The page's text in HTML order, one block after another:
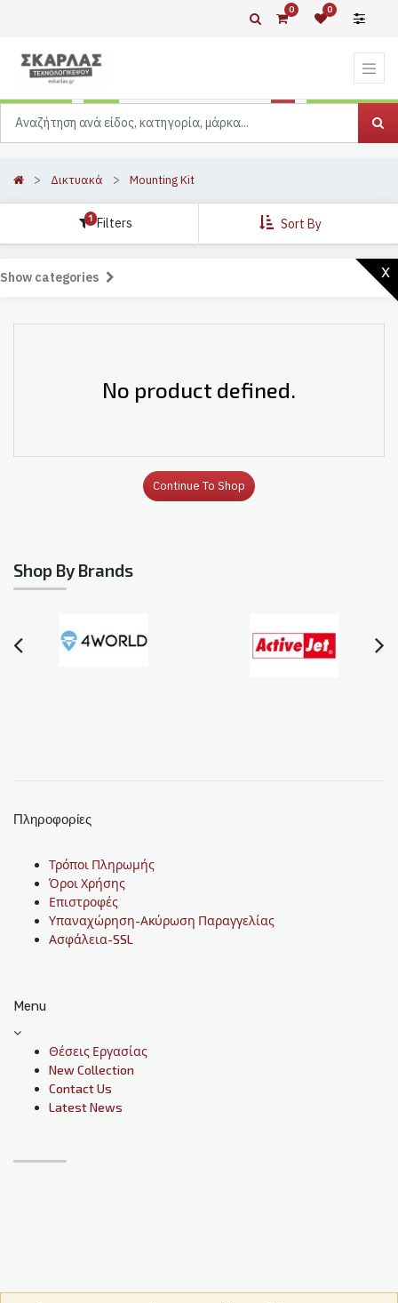
0 0
Δικτυακά Mounting Kit
1 Filters Sort By
x
Show categories
No product defined.
Continue To Shop
Shop By Brands
Πληροφορίες
Τρόποι Πληρωμής
Όροι Χρήσης
Επιστροφές
Υπαναχώρηση-Ακύρωση Παραγγελίας
Ασφάλεια-SSL
Menu
Θέσεις Εργασίας
New Collection
Contact Us
Latest News